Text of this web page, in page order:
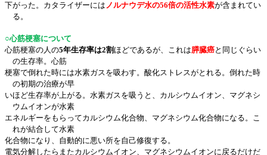
下がった。カタライザーにはノルナウデ水の56倍の活性水素が含まれてい
る。
○心筋梗塞について
心筋梗塞の人の5年生存率は2割ほどであるが、これは膵臓癌と同じぐらい
の生存率。心筋
梗塞で倒れた時には水素ガスを吸わす。酸化ストレスがとれる。倒れた時
の初期の治療が早
いほど生存率が上がる。水素ガスを吸うと、カルシウムイオン、 マグネシ
ウムイオンが水素
エネルギーをもらってカルシウム化合物、マグネシウム化合物になる。こ
れが結合して水素
化合物になり、自動的に悪い所を自己修復する。
電気分解したらまたカルシウムイオン、マグネシウムイオンに戻るだけだ